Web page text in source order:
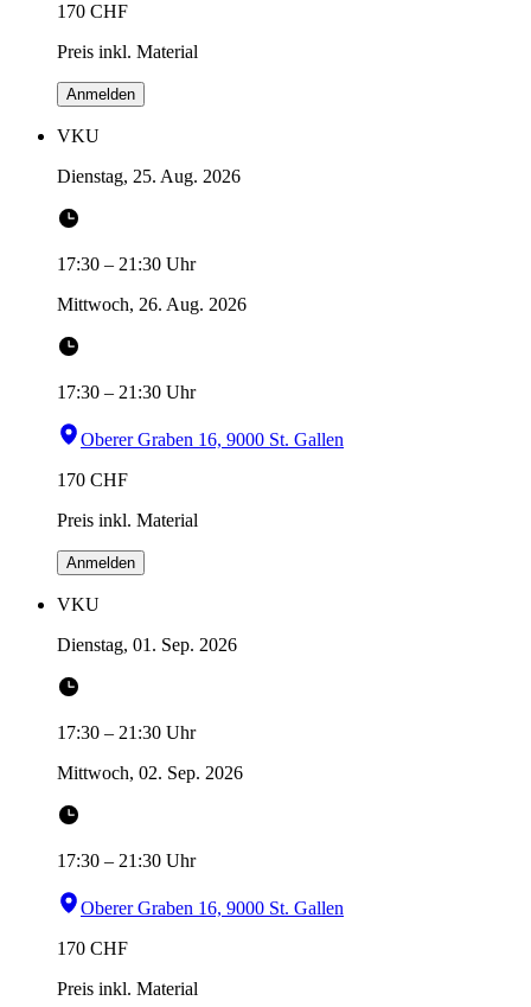
170 CHF
Preis inkl. Material
Anmelden
VKU
Dienstag, 25. Aug. 2026
17:30 – 21:30 Uhr
Mittwoch, 26. Aug. 2026
17:30 – 21:30 Uhr
Oberer Graben 16, 9000 St. Gallen
170 CHF
Preis inkl. Material
Anmelden
VKU
Dienstag, 01. Sep. 2026
17:30 – 21:30 Uhr
Mittwoch, 02. Sep. 2026
17:30 – 21:30 Uhr
Oberer Graben 16, 9000 St. Gallen
170 CHF
Preis inkl. Material